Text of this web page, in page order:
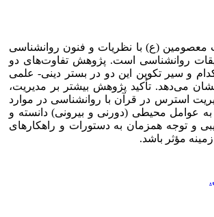
(ع) با نظریات و فنون روانشناسی
روانشناسی است. پژوهش تفاوت‌های دو
و سیر تکوین این دو در بستر دینی- علمی
می‌دهد. تأکید پژوهش بیشتر بر مدیریت،
استرس در قرآن با روانشناسی در موارد
عوامل محیطی (دورنی و بیرونی) دانسته و
و توجه همزمان به دستورات و راهکارهای
مؤثر باشد.